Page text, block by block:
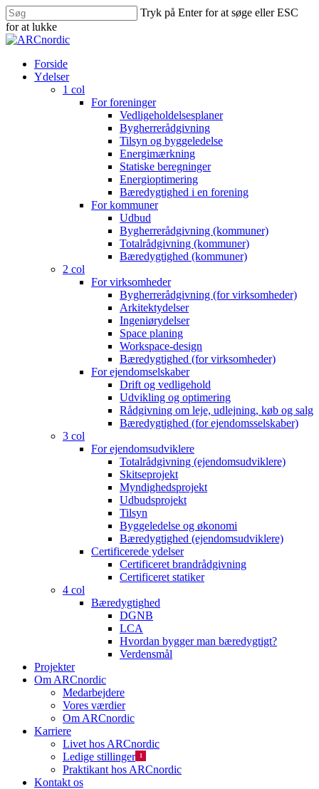
Skip
to
main
Tryk på Enter for at søge eller ESC
for at lukke
Close
search
Menu
Forside
Ydelser
1 col
For foreninger
Vedligeholdelsesplaner
Bygherrerådgivning
Tilsyn og byggeledelse
Energimærkning
Statiske beregninger
Energioptimering
Bæredygtighed i en forening
For kommuner
Udbud
Bygherrerådgivning (kommuner)
Totalrådgivning (kommuner)
Bæredygtighed (kommuner)
2 col
For virksomheder
Bygherrerådgivning (for virksomheder)
Arkitektydelser
Ingeniørydelser
Space planing
Workspace-design
Bæredygtighed (for virksomheder)
For ejendomselskaber
Drift og vedligehold
Udvikling og optimering
Rådgivning om leje, udlejning, køb og salg
Bæredygtighed (for ejendomsselskaber)
3 col
For ejendomsudviklere
Totalrådgivning (ejendomsudviklere)
Skitseprojekt
Myndighedsprojekt
Udbudsprojekt
Tilsyn
Byggeledelse og økonomi
Bæredygtighed (ejendomsudviklere)
Certificerede ydelser
Certificeret brandrådgivning
Certificeret statiker
4 col
Bæredygtighed
DGNB
LCA
Hvordan bygger man bæredygtigt?
Verdensmål
Projekter
Om ARCnordic
Medarbejdere
Vores værdier
Om ARCnordic
Karriere
Livet hos ARCnordic
Ledige stillinger
1
Praktikant hos ARCnordic
Kontakt os